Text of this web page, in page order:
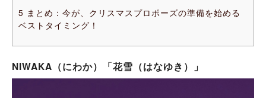
5 まとめ：今が、クリスマスプロポーズの準備を始める
ベストタイミング！
NIWAKA（にわか）「花雪（はなゆき）」